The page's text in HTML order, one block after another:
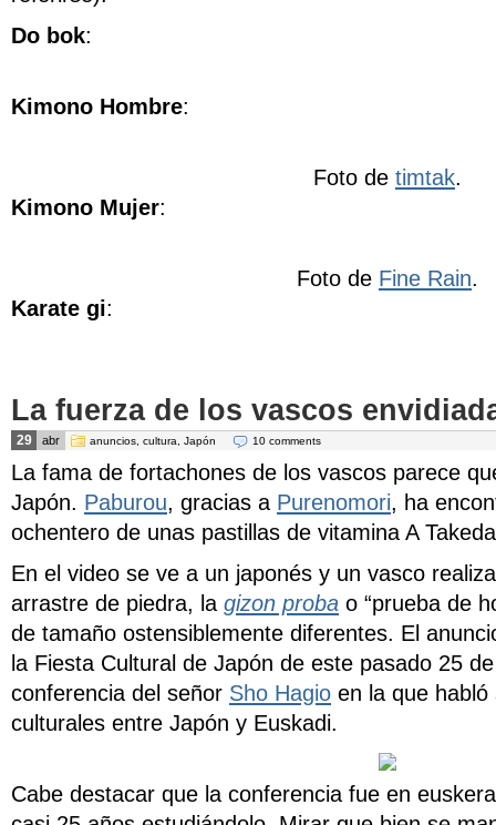
Do bok:
Kimono Hombre:
Foto de timtak.
Kimono Mujer:
Foto de Fine Rain.
Karate gi:
La fuerza de los vascos
29 abr anuncios cultura Japón 10 comments
La fama de fortachones de los vascos parece
Japón. Paburou, gracias a Purenomori, ha
ochentero de unas pastillas de vitamina A
En el video se ve a un japonés y un vasco
arrastre de piedra, la gizon proba o “prueba de
de tamaño ostensiblemente diferentes. El
la Fiesta Cultural de Japón de este pasado 25
conferencia del señor Sho Hagio en la que
culturales entre Japón y Euskadi.
Cabe destacar que la conferencia fue en